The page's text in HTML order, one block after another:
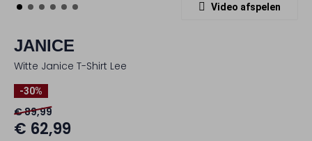
Video afspelen
JANICE
Witte Janice T-Shirt Lee
-30%
€ 89,99
€ 62,99